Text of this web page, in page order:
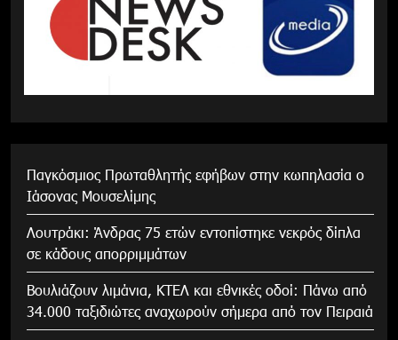
Παγκόσμιος Πρωταθλητής εφήβων στην κωπηλασία ο
Ιάσονας Μουσελίμης
Λουτράκι: Άνδρας 75 ετών εντοπίστηκε νεκρός δίπλα
σε κάδους απορριμμάτων
Βουλιάζουν λιμάνια, ΚΤΕΛ και εθνικές οδοί: Πάνω από
34.000 ταξιδιώτες αναχωρούν σήμερα από τον Πειραιά